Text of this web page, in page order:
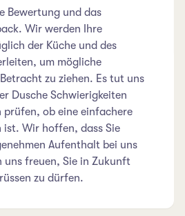
Bewertung und das
Wir werden Ihre
der Küche und des
um mögliche
zu ziehen. Es tut uns
Dusche Schwierigkeiten
ob eine einfachere
ist. Wir hoffen, dass Sie
Aufenthalt bei uns
uns freuen, Sie in Zukunft
zu dürfen.